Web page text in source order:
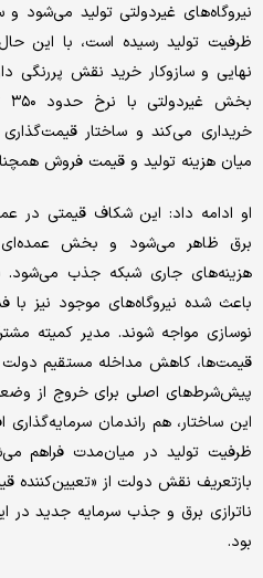
نیروگاه‌های غیردولتی تولید
ظرفیت تولید رسیده است، با این
نهایی و سازوکار خرید نقش پررنگی
خریداری می‌کند و ساختار
میان هزینه تولید و قیمت فروش
او ادامه داد: این شکاف قیمتی در
برق ظاهر می‌شود و بخش عمده‌ای
هزینه‌های جاری شبکه جذب می‌شود.
باعث شده نیروگاه‌های موجود نیز با
نوسازی مواجه شوند. مدیر کمیته
قیمت‌ها، کاهش مداخله مستقیم دولت
پیش‌شرط‌های اصلی برای خروج از
این ساختار، هم راندمان
ظرفیت تولید در میان‌مدت فراهم
بازتعریف نقش دولت از «تعیین‌کننده
ناترازی برق و جذب سرمایه جدید در
بود.